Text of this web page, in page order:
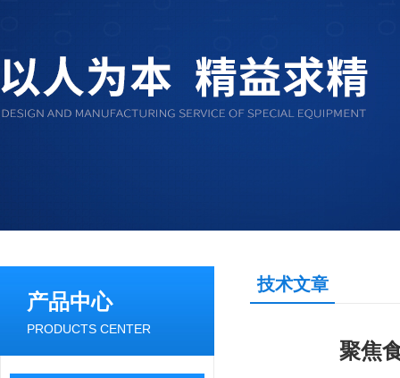
产品中心
PRODUCTS CENTER
技术文章
聚焦